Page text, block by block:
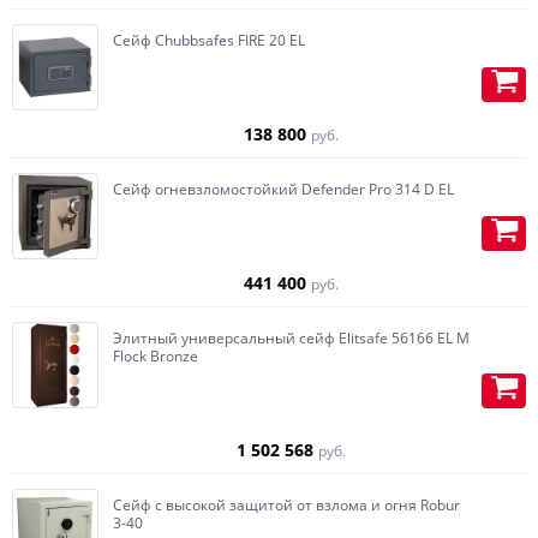
заказчика.
Учтем любые пожелания и по
максимуму воплотим их в
необходимости с подставкой под
дерева.
возможностью установки тайника,
Изготавливаем карманы (под
Сейф Chubbsafes FIRE 20 EL
138 800 руб.
Сейф огневзломостойкий Defender Pro 314 D EL
441 400 руб.
Элитный универсальный сейф Elitsafe 56166 EL M
Flock Bronze
1 502 568 руб.
Сейф с высокой защитой от взлома и огня Robur
3-40